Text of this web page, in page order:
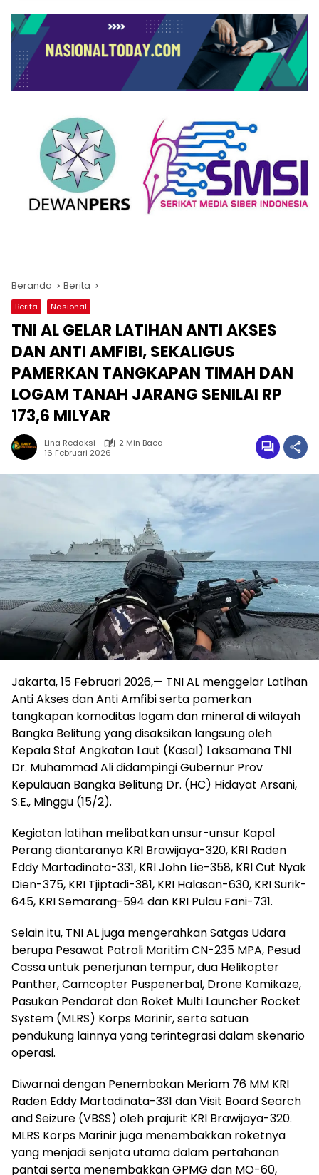
Beranda Berita
Berita Nasional
TNI AL GELAR LATIHAN ANTI AKSES
DAN ANTI AMFIBI, SEKALIGUS
PAMERKAN TANGKAPAN TIMAH DAN
LOGAM TANAH JARANG SENILAI RP
173,6 MILYAR
Lina Redaksi
2 Min Baca
16 Februari 2026
Jakarta, 15 Februari 2026,— TNI AL menggelar Latihan
Anti Akses dan Anti Amfibi serta pamerkan
tangkapan komoditas logam dan mineral di wilayah
Bangka Belitung yang disaksikan langsung oleh
Kepala Staf Angkatan Laut (Kasal) Laksamana TNI
Dr. Muhammad Ali didampingi Gubernur Prov
Kepulauan Bangka Belitung Dr. (HC) Hidayat Arsani,
S.E., Minggu (15/2).
Kegiatan latihan melibatkan unsur-unsur Kapal
Perang diantaranya KRI Brawijaya-320, KRI Raden
Eddy Martadinata-331, KRI John Lie-358, KRI Cut Nyak
Dien-375, KRI Tjiptadi-381, KRI Halasan-630, KRI Surik-
645, KRI Semarang-594 dan KRI Pulau Fani-731.
Selain itu, TNI AL juga mengerahkan Satgas Udara
berupa Pesawat Patroli Maritim CN-235 MPA, Pesud
Cassa untuk penerjunan tempur, dua Helikopter
Panther, Camcopter Puspenerbal, Drone Kamikaze,
Pasukan Pendarat dan Roket Multi Launcher Rocket
System (MLRS) Korps Marinir, serta satuan
pendukung lainnya yang terintegrasi dalam skenario
operasi.
Diwarnai dengan Penembakan Meriam 76 MM KRI
Raden Eddy Martadinata-331 dan Visit Board Search
and Seizure (VBSS) oleh prajurit KRI Brawijaya-320.
MLRS Korps Marinir juga menembakkan roketnya
yang menjadi senjata utama dalam pertahanan
pantai serta menembakkan GPMG dan MO-60,